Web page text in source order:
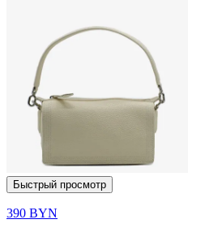
Быстрый просмотр
390 BYN